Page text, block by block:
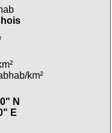
km²
N
E